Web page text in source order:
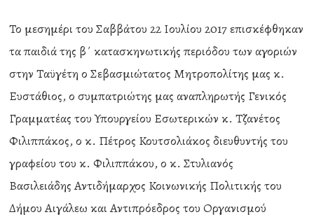
Το μεσημέρι του Σαββάτου 22 Ιουλίου 2017 επισκέφθηκαν
τα παιδιά της β΄ κατασκηνωτικής περιόδου των αγοριών
στην Ταϋγέτη ο Σεβασμιώτατος Μητροπολίτης μας κ.
Ευστάθιος, ο συμπατριώτης μας αναπληρωτής Γενικός
Γραμματέας του Υπουργείου Εσωτερικών κ. Τζανέτος
Φιλιππάκος, ο κ. Πέτρος Κουτσολιάκος διευθυντής του
γραφείου του κ. Φιλιππάκου, ο κ. Στυλιανός
Βασιλειάδης Αντιδήμαρχος Κοινωνικής Πολιτικής του
Δήμου Αιγάλεω και Αντιπρόεδρος του Οργανισμού